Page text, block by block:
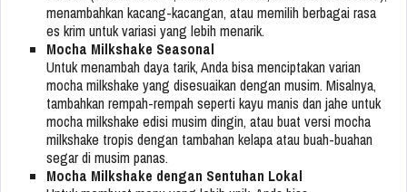
menambahkan kacang-kacangan, atau memilih berbagai rasa
es krim untuk variasi yang lebih menarik.
Mocha Milkshake Seasonal
Untuk menambah daya tarik, Anda bisa menciptakan varian
mocha milkshake yang disesuaikan dengan musim. Misalnya,
tambahkan rempah-rempah seperti kayu manis dan jahe untuk
mocha milkshake edisi musim dingin, atau buat versi mocha
milkshake tropis dengan tambahan kelapa atau buah-buahan
segar di musim panas.
Mocha Milkshake dengan Sentuhan Lokal